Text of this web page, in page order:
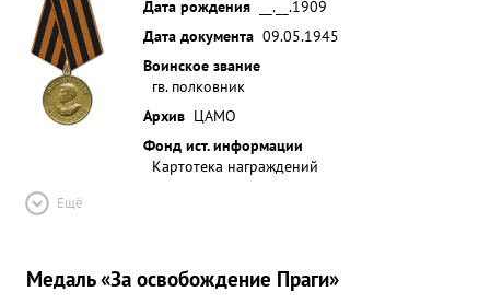
Дата рождения
__.__.1909
Дата документа 09.05.1945
Воинское звание
гв. полковник
Архив ЦАМО
Фонд ист. информации
Картотека награждений
Ещё
Медаль «За освобождение Праги»